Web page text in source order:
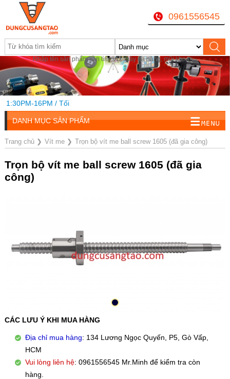
Nhập tên sản phẩm cần tìm, VD: máy đa năng, mũi khoan...
0961556545
16PM / Tối
DANH MỤC SẢN PHẨM
Trang chủ❯ Vít me❯ Trọn bộ vít me ball screw 1605 (đã gia công)
Trọn bộ vít me ball screw 1605 (đã gia
công)
CÁC LƯU Ý KHI MUA HÀNG
Địa chỉ mua hàng: 134 Lương Ngọc Quyến, P5, Gò Vấp,
HCM
Vui lòng liên hệ: 0961556545 Mr.Minh để kiểm tra còn
hàng.